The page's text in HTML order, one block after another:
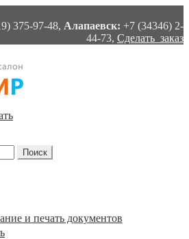
375-97-48, Алапаевск: +7 (34346) 2-
44-73, Сделать заказ
Поиск
и печать документов